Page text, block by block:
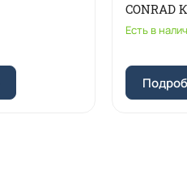
CONRAD
Есть в